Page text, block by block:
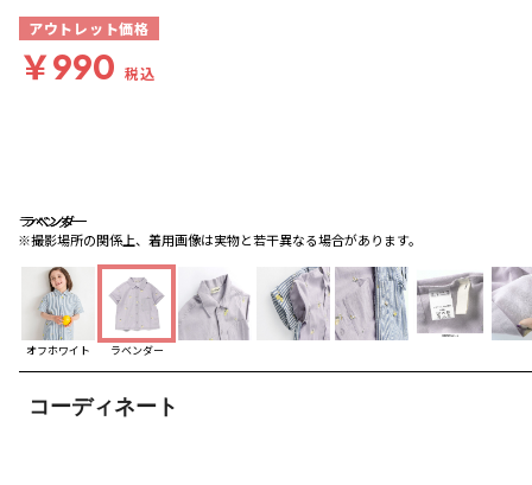
ラベンダー
※撮影場所の関係上、着用画像は実物と若干異なる場合があります。
ラベンダー
ラベンダー
オフホワイト ラベンダー
コーディネート
アウトレット価格
￥990 税込